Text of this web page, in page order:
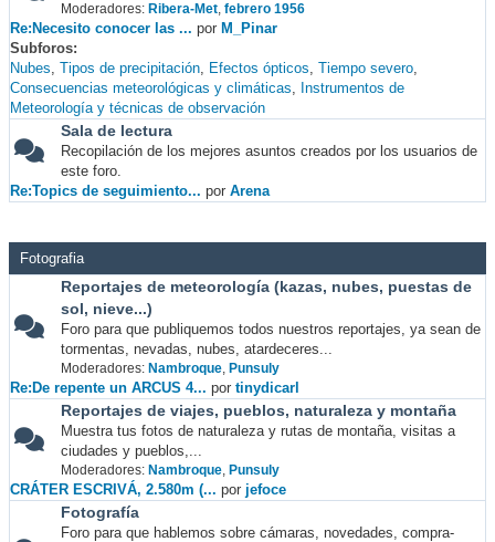
Moderadores: Ribera-Met, febrero 1956
Re:Necesito conocer las ... por M_Pinar
Subforos
Nubes Tipos de precipitación Efectos ópticos Tiempo severo
Consecuencias meteorológicas y climáticas
Instrumentos de
Meteorología y técnicas de observación
Sala de lectura
Recopilación de los mejores asuntos creados por los usuarios de
este foro.
Re:Topics de seguimiento... por Arena
Fotografia
Reportajes de meteorología (kazas, nubes, puestas de
sol, nieve...)
Foro para que publiquemos todos nuestros reportajes, ya sean de
tormentas, nevadas, nubes, atardeceres...
Moderadores: Nambroque, Punsuly
Re:De repente un ARCUS 4... por tinydicarl
Reportajes de viajes, pueblos, naturaleza y montaña
Muestra tus fotos de naturaleza y rutas de montaña, visitas a
ciudades y pueblos,...
Moderadores: Nambroque, Punsuly
CRÁTER ESCRIVÁ, 2.580m (... por jefoce
Fotografía
Foro para que hablemos sobre cámaras, novedades, compra-